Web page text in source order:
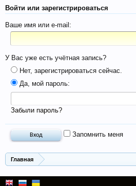
Войти или зарегистрироваться
Ваше имя или e-mail:
У Вас уже есть учётная запись?
Нет, зарегистрироваться сейчас.
Да, мой пароль:
Забыли пароль?
Запомнить меня
Главная